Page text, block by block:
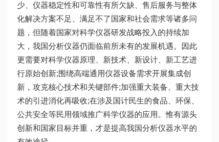
少、仪器稳定性和可靠性有所欠缺、售后服务与整体
化解决方案不足、满足不了国家和社会需求等诸多问
题，但随着国家对科学仪器研发战略投入的持续加
大，我国分析仪器仍面临前所未有的发展机遇。因此
更需要对科学仪器原理、新技术、新设计、新工艺进
行原始创新;围绕高端通用仪器设备需求开展集成创
新，攻克核心技术和关键部件;加强重大装备、重大技
术的引进消化再吸收;在涉及国计民生的食品、环保、
公共安全等民用领域推广科学仪器的应用。惟有源头
创新和国家目标并重，才是提高我国分析仪器水平的